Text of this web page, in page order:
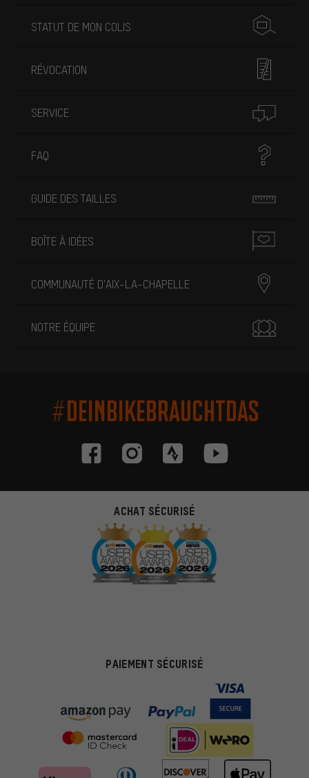
STATUT DE MON COLIS
RÉVOCATION
SERVICE
FAQ
GUIDE DES TAILLES
BOÎTE À IDÉES
COMMUNAUTÉ D'AIX-LA-CHAPELLE
NOTRE ÉQUIPE
#DEINBIKEBRAUCHTDAS
ACHAT SÉCURISÉ
PAIEMENT SÉCURISÉ